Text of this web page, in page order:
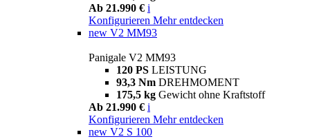
Ab 21.990 € i
Konfigurieren Mehr entdecken
new V2 MM93
Panigale V2 MM93
120 PS LEISTUNG
93,3 Nm DREHMOMENT
175,5 kg Gewicht ohne Kraftstoff
Ab 21.990 € i
Konfigurieren Mehr entdecken
new V2 S 100